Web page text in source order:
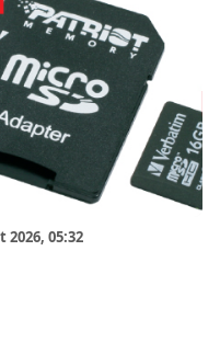
2026, 05:32